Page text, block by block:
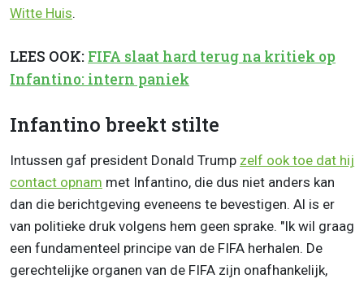
Witte Huis.
LEES OOK: FIFA slaat hard terug na kritiek op
Infantino: intern paniek
Infantino breekt stilte
Intussen gaf president Donald Trump zelf ook toe dat hij
contact opnam met Infantino, die dus niet anders kan
dan die berichtgeving eveneens te bevestigen. Al is er
van politieke druk volgens hem geen sprake. "Ikwil graag
een fundamenteel principe van de FIFA herhalen. De
gerechtelijke organen van de FIFA zijn onafhankelijk,